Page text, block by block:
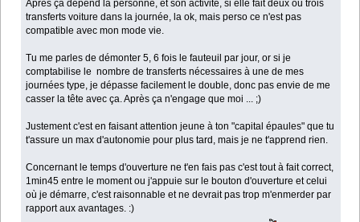
Après ça dépend la personne, et son activité, si elle fait deux ou trois
transferts voiture dans la journée, la ok, mais perso ce n'est pas
compatible avec mon mode vie.
Tu me parles de démonter 5, 6 fois le fauteuil par jour, or si je
comptabilise le nombre de transferts nécessaires à une de mes
journées type, je dépasse facilement le double, donc pas envie de me
casser la tête avec ça. Après ça n'engage que moi ... ;)
Justement c'est en faisant attention jeune à ton "capital épaules" que tu
t'assure un max d'autonomie pour plus tard, mais je ne t'apprend rien.
Concernant le temps d'ouverture ne t'en fais pas c'est tout à fait correct,
1min45 entre le moment ou j'appuie sur le bouton d'ouverture et celui
où je démarre, c'est raisonnable et ne devrait pas trop m'enmerder par
rapport aux avantages. :)